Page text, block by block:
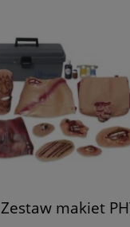
Zestaw makiet